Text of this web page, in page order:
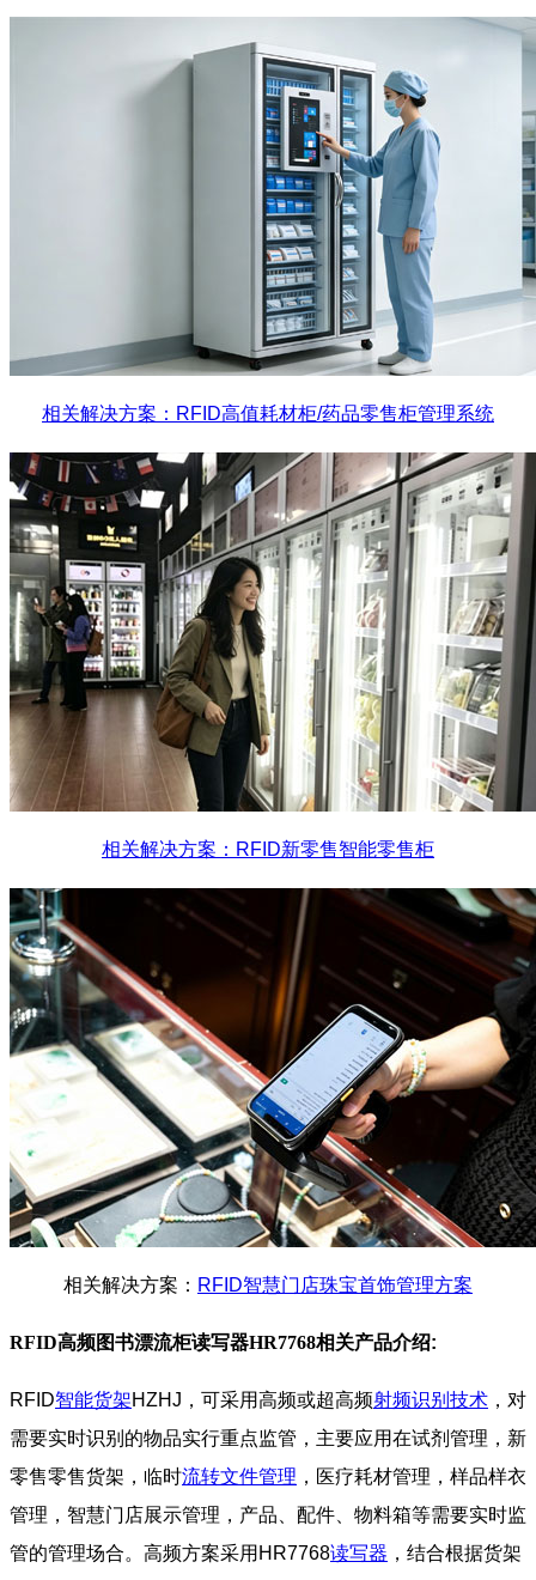
相关解决方案：RFID高值耗材柜/药品零售柜管理系统
相关解决方案：RFID新零售智能零售柜
相关解决方案： RFID智慧门店珠宝首饰管理方案
RFID高频图书漂流柜读写器HR7768相关产品介绍:
RFID智能货架HZHJ，可采用高频或超高频射频识别技术 ，对
需要实时识别的物品实行重点监管，主要应用在试剂管理，新
零售零售货架，临时流转文件管理 ，医疗耗材管理，样品样衣
管理，智慧门店展示管理，产品、配件、物料箱等需要实时监
管的管理场合。高频方案采用HR7768读写器 ，结合根据货架